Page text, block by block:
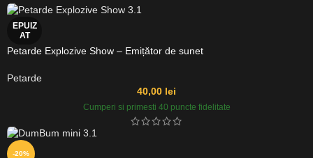
EPUIZ
AT
Petarde Explozive Show – Emițător de sunet
Petarde
40,00 lei
Cumperi si primesti 40 puncte fidelitate
-20%